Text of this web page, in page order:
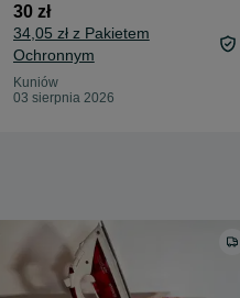
30 zł
34,05 zł z Pakietem
Ochronnym
Kuniów
03 sierpnia 2026